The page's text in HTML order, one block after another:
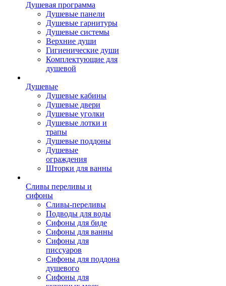
Душевая программа
Душевые панели
Душевые гарнитуры
Душевые системы
Верхние души
Гигиенические души
Комплектующие для
душевой
Душевые
Душевые кабины
Душевые двери
Душевые уголки
Душевые лотки и
трапы
Душевые поддоны
Душевые
ограждения
Шторки для ванны
Сливы переливы и
сифоны
Сливы-переливы
Подводы для воды
Сифоны для биде
Сифоны для ванны
Сифоны для
писсуаров
Сифоны для поддона
душевого
Сифоны для